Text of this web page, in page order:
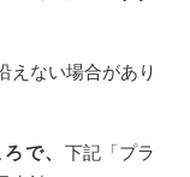
えない場合があり
で、 下記「プラ